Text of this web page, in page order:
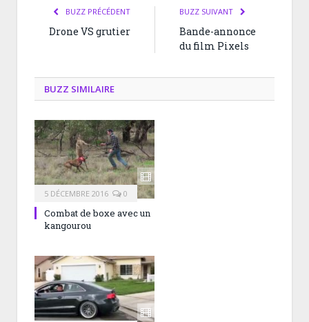
BUZZ PRÉCÉDENT
Drone VS grutier
BUZZ SUIVANT
Bande-annonce
du film Pixels
BUZZ SIMILAIRE
5 DÉCEMBRE 2016 0
Combat de boxe avec un
kangourou